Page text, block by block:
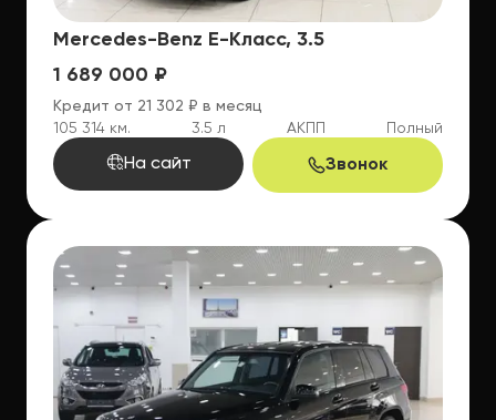
Mercedes-Benz E-Класс, 3.5
1 689 000 ₽
Кредит от 21 302 ₽ в месяц
105 314 км.
3.5 л АКПП Полный
На сайт Звонок